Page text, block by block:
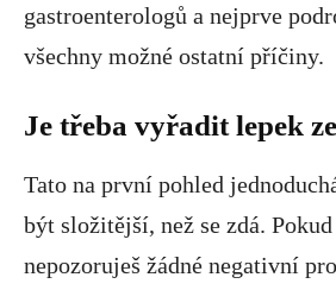
gastroenterologů a nejprve
všechny možné ostatní příčiny.
Je třeba vyřadit lepek
Tato na první pohled
být složitější, než se zdá. Pokud
nepozoruješ žádné negativní